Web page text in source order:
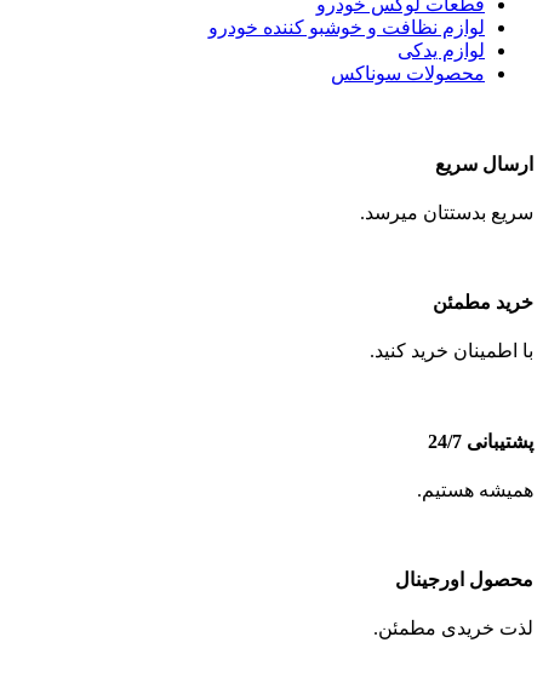
قطعات لوکس خودرو
لوازم نظافت و خوشبو کننده خودرو
لوازم یدکی
محصولات سوناکس
ارسال سریع
سریع بدستتان میرسد.
خرید مطمئن
با اطمینان خرید کنید.
پشتیبانی 24/7
همیشه هستیم.
محصول اورجینال
لذت خریدی مطمئن.